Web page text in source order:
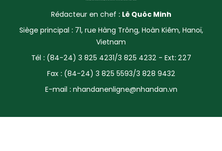
Rédacteur en chef : Lê Quôc Minh
Siège principal : 71, rue Hàng Trông, Hoàn Kiêm, Hanoï,
Vietnam
Tél : (84-24) 3 825 4231/3 825 4232 - Ext: 227
Fax : (84-24) 3 825 5593/3 828 9432
E-mail : nhandanenligne@nhandan.vn